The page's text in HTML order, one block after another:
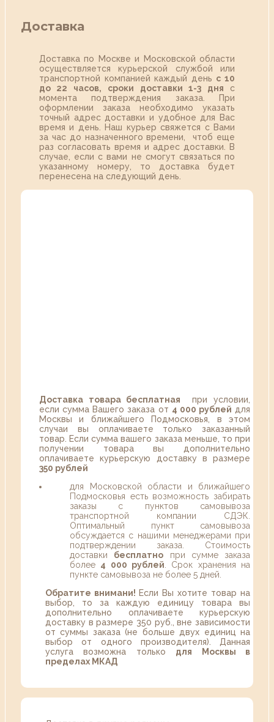
Доставка
Доставка по Москве и Московской области
осуществляется курьерской службой или
транспортной компанией каждый день с 10
до 22 часов,
сроки доставки 1-3 дня с
момента подтверждения заказа. При
оформлении заказа необходимо указать
точный адрес доставки и удобное для Вас
время и день. Наш курьер свяжется с Вами
за час до назначенного времени, чтоб еще
раз согласовать время и адрес доставки. В
случае, если с вами не смогут связаться по
указанному номеру, то доставка будет
перенесена на следующий день.
Доставка товара бесплатная при условии,
если сумма Вашего заказа от 4 000 рублей для
Москвы и ближайшего Подмосковья, в этом
случаи вы оплачиваете только заказанный
товар. Если сумма вашего заказа меньше, то при
получении товара вы дополнительно
оплачиваете курьерскую доставку в размере
350 рублей
для Московской области и ближайшего
Подмосковья есть возможность забирать
заказы с пунктов самовывоза
транспортной компании СДЭК.
Оптимальный пункт самовывоза
обсуждается с нашими менеджерами при
подтверждении заказа. Стоимость
доставки бесплатно при сумме заказа
более 4 000 рублей . Срок хранения на
пункте самовывоза не более 5 дней.
Обратите внимани! Если Вы хотите товар на
выбор, то за каждую единицу товара вы
дополнительно оплачиваете курьерскую
доставку в размере 350 руб., вне зависимости
от суммы заказа (не больше двух единиц на
выбор от одного производителя). Данная
услуга возможна только для Москвы в
пределах МКАД